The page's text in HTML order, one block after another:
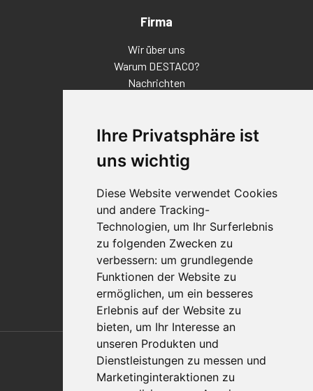
Ihre Privatsphäre ist
uns wichtig
Diese Website verwendet Cookies
und andere Tracking-
Technologien, um Ihr Surferlebnis
zu folgenden Zwecken zu
verbessern: um grundlegende
Funktionen der Website zu
ermöglichen, um ein besseres
Erlebnis auf der Website zu
bieten, um Ihr Interesse an
unseren Produkten und
Dienstleistungen zu messen und
Marketinginteraktionen zu
Firma
Wir über uns
Warum DESTACO?
Nachrichten
Standorte
Qualitätsaussage
Kontakt
Vertriebspartnerfinder
Häufig gestellte Fragen
Datenschutz-Bestimmungen
Nutzungsbedingungen
Richtlinien/AGBs
Also of Interest
Automation Solutions